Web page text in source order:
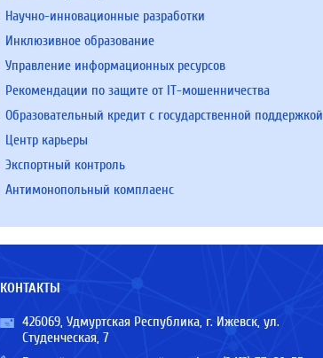
Научно-инновационные разработки
Инклюзивное образование
Управление информационных ресурсов
Рекомендации по защите от IT-мошенничества
Образовательный кредит с государственной поддержкой
Центр карьеры
Экспортный контроль
Антимонопольный комплаенс
КОНТАКТЫ
426069, Удмуртская Республика, г. Ижевск, ул.
Студенческая, 7